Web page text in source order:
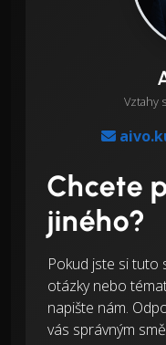
Vztahy
Chcete
jiného?
Pokud jste si tuto
otázky nebo
napište nám.
vás správným